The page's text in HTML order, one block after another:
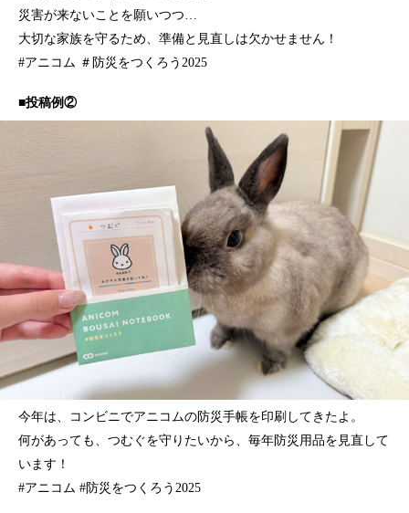
災害が来ないことを願いつつ…
大切な家族を守るため、準備と見直しは欠かせません！
#アニコム ＃防災をつくろう2025
■投稿例②
今年は、コンビニでアニコムの防災手帳を印刷してきたよ。
何があっても、つむぐを守りたいから、毎年防災用品を見直して
います！
#アニコム #防災をつくろう2025